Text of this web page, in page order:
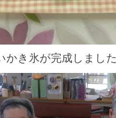
かき氷が完成しまし